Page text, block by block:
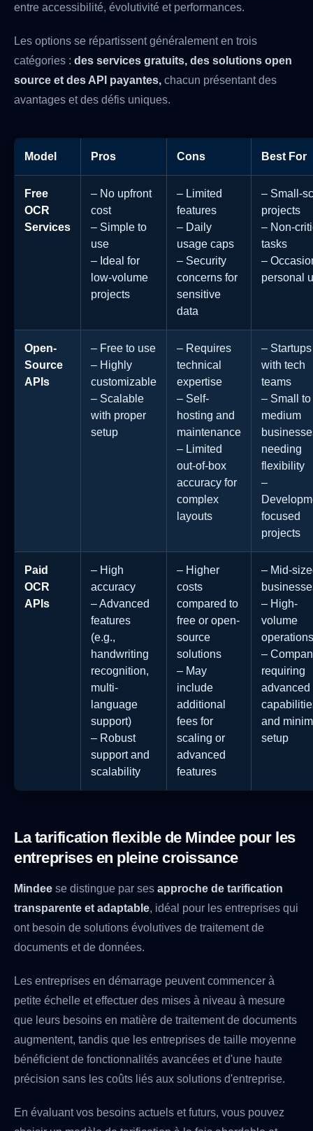
entre accessibilité, évolutivité et performances.
Les options se répartissent généralement en trois
catégories : des services gratuits, des solutions open
source et des API payantes, chacun présentant des
avantages et des défis uniques.
Model Pros Cons Best For
Free
OCR
Services
– No upfront
cost
– Simple to
use
– Ideal for
low-volume
projects
– Limited
features
– Daily
usage caps
– Security
concerns for
sensitive
data
– Small-
projects
– Non-
tasks
–
personal
Open-
Source
APIs
– Free to use
– Highly
customizable
– Scalable
with proper
setup
– Requires
technical
expertise
– Self-
hosting and
maintenance
– Limited
out-of-box
accuracy for
complex
layouts
– Startups
with tech
teams
– Small to
medium
needing
flexibility
–
focused
projects
Paid
OCR
APIs
– High
accuracy
– Advanced
features
(e.g.,
handwriting
recognition,
multi-
language
support)
– Robust
support and
scalability
– Higher
costs
compared to
free or open-
source
solutions
– May
include
additional
fees for
scaling or
advanced
features
– Mid-
– High-
volume
operations
–
requiring
advanced
and
setup
La tarification flexible de Mindee pour les
entreprises en pleine croissance
Mindee se distingue par ses approche de tarification
transparente et adaptable, idéal pour les entreprises qui
ont besoin de solutions évolutives de traitement de
documents et de données.
Les entreprises en démarrage peuvent commencer à
petite échelle et effectuer des mises à niveau à mesure
que leurs besoins en matière de traitement de documents
augmentent, tandis que les entreprises de taille moyenne
bénéficient de fonctionnalités avancées et d'une haute
précision sans les coûts liés aux solutions d'entreprise.
En évaluant vos besoins actuels et futurs, vous pouvez